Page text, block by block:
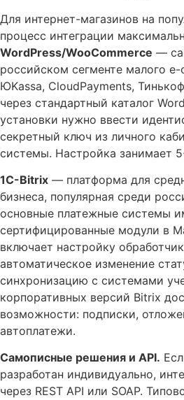
Для интернет-магазинов на
процесс интеграции
WordPress/WooCommerce —
российском сегменте малого
ЮKassa, CloudPayments,
через стандартный каталог
установки нужно ввести
секретный ключ из личного
системы. Настройка занимает
1C-Bitrix — платформа для
бизнеса, популярная среди
основные платежные системы
сертифицированные модули в
включает настройку
автоматическое изменение
синхронизацию с системами
корпоративных версий Bitrix
возможности: подписки,
автоплатежи.
Самописные решения и API.
разработан индивидуально,
через REST API или SOAP.